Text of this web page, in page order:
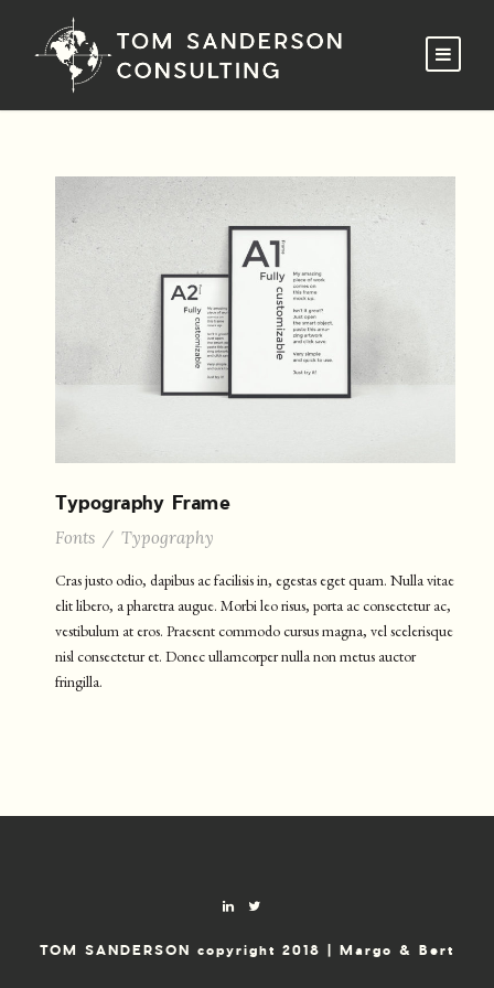
Typography Frame
Fonts / Typography
Cras justo odio, dapibus ac facilisis in, egestas eget quam. Nulla vitae
elit libero, a pharetra augue. Morbi leo risus, porta ac consectetur ac,
vestibulum at eros. Praesent commodo cursus magna, vel scelerisque
nisl consectetur et. Donec ullamcorper nulla non metus auctor
fringilla.
TOM SANDERSON copyright 2018 | Margo & Bert